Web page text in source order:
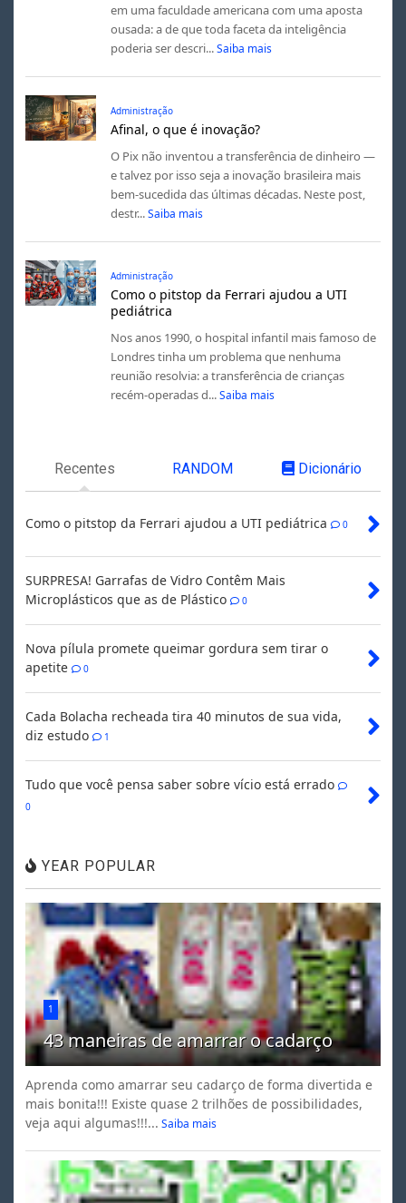
em uma faculdade americana com uma aposta
ousada: a de que toda faceta da inteligência
poderia ser descri... Saiba mais
Administração
Afinal, o que é inovação?
O Pix não inventou a transferência de dinheiro —
e talvez por isso seja a inovação brasileira mais
bem-sucedida das últimas décadas. Neste post,
destr... Saiba mais
Administração
Como o pitstop da Ferrari ajudou a UTI
pediátrica
Nos anos 1990, o hospital infantil mais famoso de
Londres tinha um problema que nenhuma
reunião resolvia: a transferência de crianças
recém-operadas d... Saiba mais
Recentes RANDOM Dicionário
Como o pitstop da Ferrari ajudou a UTI pediátrica 0
SURPRESA! Garrafas de Vidro Contêm Mais
Microplásticos que as de Plástico
0
Nova pílula promete queimar gordura sem tirar o
apetite
0
Cada Bolacha recheada tira 40 minutos de sua vida,
diz estudo
1
Tudo que você pensa saber sobre vício está errado
0
YEAR POPULAR
1
43 maneiras de amarrar o cadarço
Aprenda como amarrar seu cadarço de forma divertida e
mais bonita!!! Existe quase 2 trilhões de possibilidades,
veja aqui algumas!!!... Saiba mais